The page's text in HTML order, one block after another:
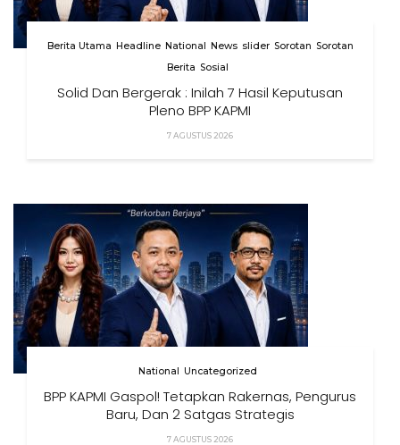
Berita Utama Headline National News slider Sorotan Sorotan
Berita Sosial
Solid Dan Bergerak : Inilah 7 Hasil Keputusan
Pleno BPP KAPMI
7 AGUSTUS 2026
National Uncategorized
BPP KAPMI Gaspol! Tetapkan Rakernas, Pengurus
Baru, Dan 2 Satgas Strategis
7 AGUSTUS 2026